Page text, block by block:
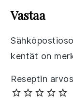
Vastaa
kentät on
Reseptin